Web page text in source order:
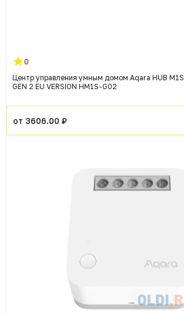
0
Центр управления умным домом Aqara HUB M1S
GEN 2 EU VERSION HM1S-G02
от 3606.00 ₽